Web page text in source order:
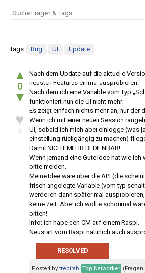
Tags: Bug UI Update
▲
0
▼
♥
0
Nach dem Update auf die aktuelle
neusten Features einmal ausprobieren.
Nach dem ich eine Variable vom Typ
funktioniert nun die UI nicht mehr.
Es zeigt einfach nichts mehr an, nur der
Wenn ich mit einer neuen Session
UI, sobald ich mich aber einlogge (was
einstellung rückgängig zu machen)
Damit NICHT MEHR BEDIENBAR!
Wenn jemand eine Gute Idee hat wie
bitte melden.
Meine Idee wäre über die API (die
frisch angelegte Variable (vom typ
werde ich dann später mal
keine Zeit. Aber ich wollte schonmal
bitten!
Info: ich habe den CM auf einem Raspi.
Neustart vom Raspi natürlich auch
RESOLVED
Posted by trebtrab Top Networker